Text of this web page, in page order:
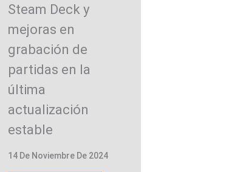
Steam Deck y
mejoras en
grabación de
partidas en la
última
actualización
estable
14 De Noviembre De 2024